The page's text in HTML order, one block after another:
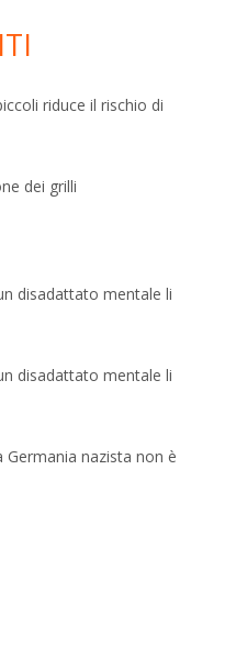
riduce il rischio di
dei grilli
disadattato mentale li
disadattato mentale li
nazista non è